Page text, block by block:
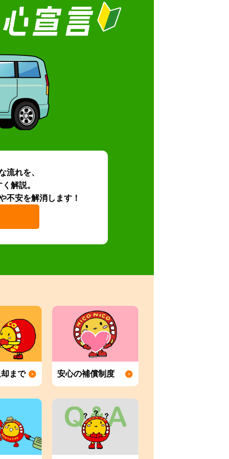
流れを、
解説。
不安を解消します！
まで 安心の補償制度